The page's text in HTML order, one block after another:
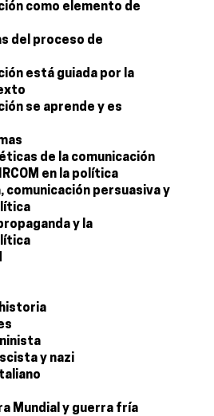
como elemento de
del proceso de
está guiada por la
se aprende y es
de la comunicación
en la política
comunicación persuasiva y
y la
y nazi
Mundial y guerra fría